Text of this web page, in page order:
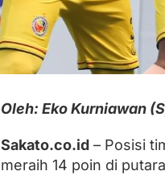
P
e
r
t
n
i
a
n
Oleh: Eko Kurniawan
Sakato.co.id– Posisi
meraih 14 poin di